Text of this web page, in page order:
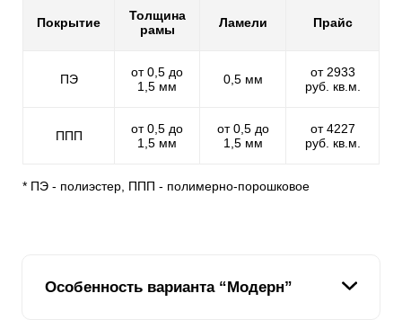
Покрытие
Толщина
рамы
Ламели Прайс
ПЭ
от 0,5 до
1,5 мм
0,5 мм
от 2933
руб. кв.м.
ППП
от 0,5 до
1,5 мм
от 0,5 до
1,5 мм
от 4227
руб. кв.м.
* ПЭ - полиэстер, ППП - полимерно-порошковое
Особенность варианта “Модерн”